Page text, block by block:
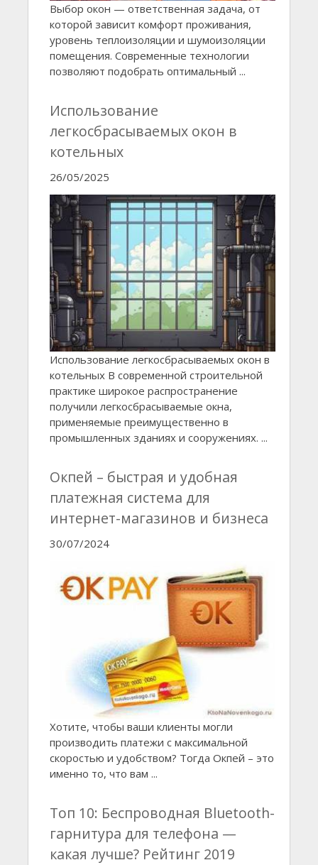
Выбор окон — ответственная задача, от
которой зависит комфорт проживания,
уровень теплоизоляции и шумоизоляции
помещения. Современные технологии
позволяют подобрать оптимальный ...
Использование
легкосбрасываемых окон в
котельных
26/05/2025
Использование легкосбрасываемых окон в
котельных В современной строительной
практике широкое распространение
получили легкосбрасываемые окна,
применяемые преимущественно в
промышленных зданиях и сооружениях. ...
Окпей – быстрая и удобная
платежная система для
интернет-магазинов и бизнеса
30/07/2024
Хотите, чтобы ваши клиенты могли
производить платежи с максимальной
скоростью и удобством? Тогда Окпей – это
именно то, что вам ...
Топ 10: Беспроводная Bluetooth-
гарнитура для телефона —
какая лучше? Рейтинг 2019